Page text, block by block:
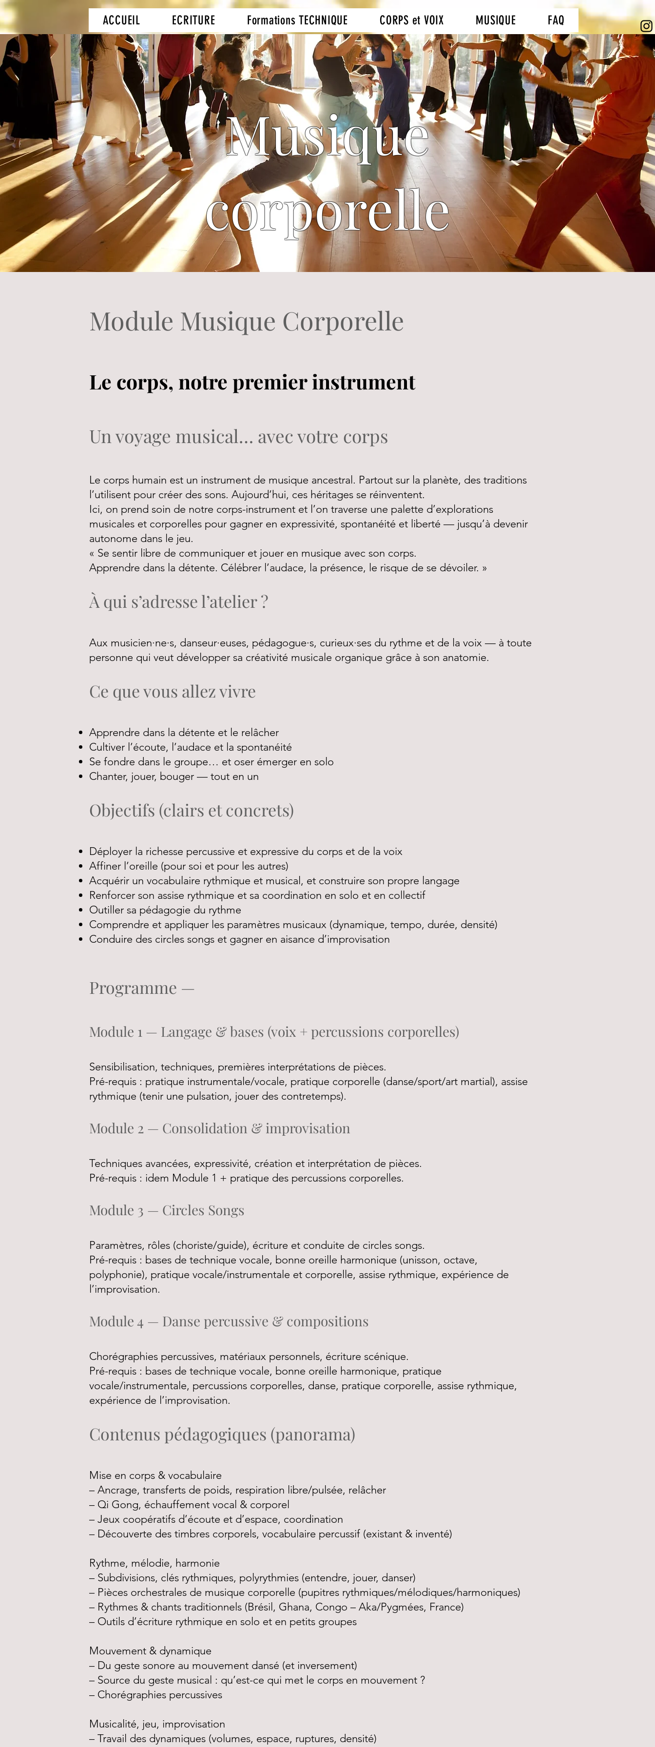
ACCUEIL ECRITURE Formations TECHNIQUE CORPS et VOIX MUSIQUE FAQ
Musique
corporelle
Module Musique Corporelle
Le corps, notre premier instrument
Un voyage musical… avec votre corps
Le corps humain est un instrument de musique ancestral. Partout sur la planète, des traditions
l’utilisent pour créer des sons. Aujourd’hui, ces héritages se réinventent.
Ici, on prend soin de notre corps-instrument et l’on traverse une palette d’explorations
musicales et corporelles pour gagner en expressivité, spontanéité et liberté — jusqu’à devenir
autonome dans le jeu.
« Se sentir libre de communiquer et jouer en musique avec son corps.
Apprendre dans la détente. Célébrer l’audace, la présence, le risque de se dévoiler. »
À qui s’adresse l’atelier ?
Aux musicien·ne·s, danseur·euses, pédagogue·s, curieux·ses du rythme et de la voix — à toute
personne qui veut développer sa créativité musicale organique grâce à son anatomie.
Ce que vous allez vivre
Apprendre dans la détente et le relâcher
Cultiver l’écoute, l’audace et la spontanéité
Se fondre dans le groupe… et oser émerger en solo
Chanter, jouer, bouger — tout en un
Objectifs (clairs et concrets)
Déployer la richesse percussive et expressive du corps et de la voix
Affiner l’oreille (pour soi et pour les autres)
Acquérir un vocabulaire rythmique et musical, et construire son propre langage
Renforcer son assise rythmique et sa coordination en solo et en collectif
Outiller sa pédagogie du rythme
Comprendre et appliquer les paramètres musicaux (dynamique, tempo, durée, densité)
Conduire des circles songs et gagner en aisance d’improvisation
Programme —
Module 1 — Langage & bases (voix + percussions corporelles)
Sensibilisation, techniques, premières interprétations de pièces.
Pré-requis : pratique instrumentale/vocale, pratique corporelle (danse/sport/art martial), assise
rythmique (tenir une pulsation, jouer des contretemps).
Module 2 — Consolidation & improvisation
Techniques avancées, expressivité, création et interprétation de pièces.
Pré-requis : idem Module 1 + pratique des percussions corporelles.
Module 3 — Circles Songs
Paramètres, rôles (choriste/guide), écriture et conduite de circles songs.
Pré-requis : bases de technique vocale, bonne oreille harmonique (unisson, octave,
polyphonie), pratique vocale/instrumentale et corporelle, assise rythmique, expérience de
l’improvisation.
Module 4 — Danse percussive & compositions
Chorégraphies percussives, matériaux personnels, écriture scénique.
Pré-requis : bases de technique vocale, bonne oreille harmonique, pratique
vocale/instrumentale, percussions corporelles, danse, pratique corporelle, assise rythmique,
expérience de l’improvisation.
Contenus pédagogiques (panorama)
Mise en corps & vocabulaire
– Ancrage, transferts de poids, respiration libre/pulsée, relâcher
– Qi Gong, échauffement vocal & corporel
– Jeux coopératifs d’écoute et d’espace, coordination
– Découverte des timbres corporels, vocabulaire percussif (existant & inventé)
Rythme, mélodie, harmonie
– Subdivisions, clés rythmiques, polyrythmies (entendre, jouer, danser)
– Pièces orchestrales de musique corporelle (pupitres rythmiques/mélodiques/harmoniques)
– Rythmes & chants traditionnels (Brésil, Ghana, Congo – Aka/Pygmées, France)
– Outils d’écriture rythmique en solo et en petits groupes
Mouvement & dynamique
– Du geste sonore au mouvement dansé (et inversement)
– Source du geste musical : qu’est-ce qui met le corps en mouvement ?
– Chorégraphies percussives
Musicalité, jeu, improvisation
– Travail des dynamiques (volumes, espace, ruptures, densité)